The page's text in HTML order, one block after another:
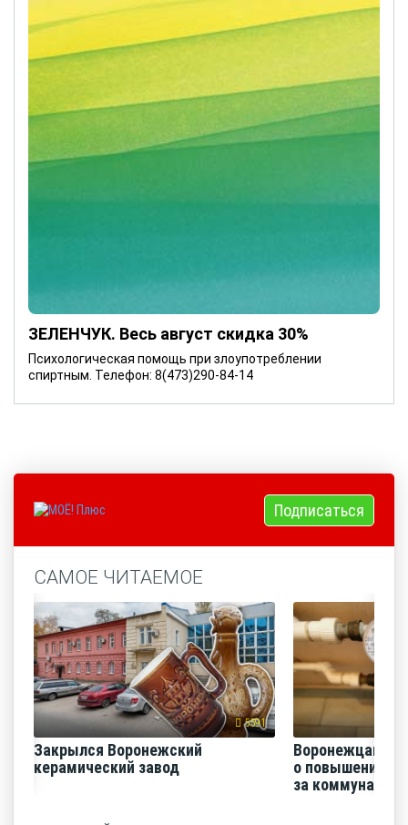
ЗЕЛЕНЧУК. Весь август скидка 30%
Психологическая помощь при злоупотреблении
спиртным. Телефон: 8(473)290-84-14
Подписаться
САМОЕ ЧИТАЕМОЕ
5591
Закрылся Воронежский
керамический завод
Воронежцам
о повышении
за